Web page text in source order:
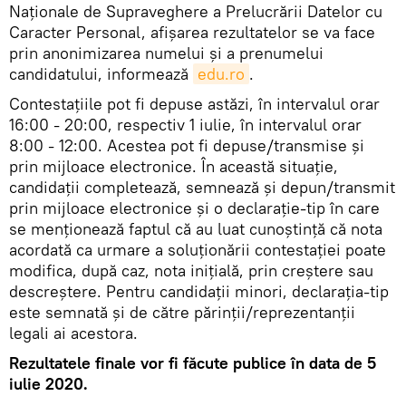
Naționale de Supraveghere a Prelucrării Datelor cu
Caracter Personal, afișarea rezultatelor se va face
prin anonimizarea numelui și a prenumelui
candidatului, informează edu.ro .
Contestațiile pot fi depuse astăzi, în intervalul orar
16:00 - 20:00, respectiv 1 iulie, în intervalul orar
8:00 - 12:00. Acestea pot fi depuse/transmise și
prin mijloace electronice. În această situație,
candidații completează, semnează și depun/transmit
prin mijloace electronice și o declarație-tip în care
se menționează faptul că au luat cunoștință că nota
acordată ca urmare a soluționării contestației poate
modifica, după caz, nota inițială, prin creștere sau
descreștere. Pentru candidații minori, declarația-tip
este semnată și de către părinții/reprezentanții
legali ai acestora.
Rezultatele finale vor fi făcute publice în data de 5
iulie 2020.